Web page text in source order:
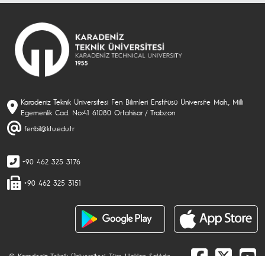
Karadeniz Teknik Üniversitesi Fen Bilimleri Enstitüsü Üniversite Mah., Milli
Egemenlik Cad. No:41 61080 Ortahisar / Trabzon
fenbil@ktu.edu.tr
+90 462 325 3176
+90 462 325 3151